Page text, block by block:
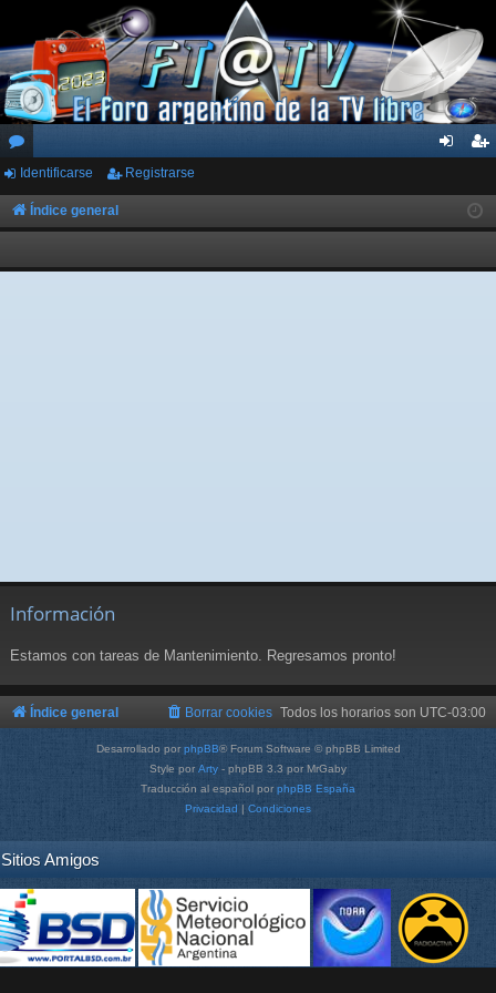
or
os
ar
ist
rs
Identificarse Registrarse
Índice general
Información
Estamos con tareas de Mantenimiento. Regresamos pronto!
Índice general Todos los horarios son UTC-03:00
Borrar cookies
Desarrollado por phpBB® Forum Software © phpBB Limited
Style por Arty - phpBB 3.3 por MrGaby
Traducción al español por phpBB España
Privacidad | Condiciones
Sitios Amigos